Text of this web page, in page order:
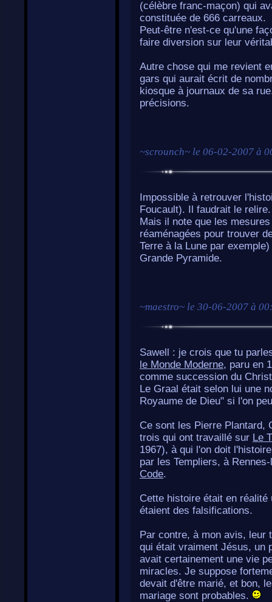
(célèbre franc-maçon) qui
constituée de 666 carreaux.
Peut-être n'est-ce qu'une
faire diversion sur leur
Autre chose qui me revient
gars qui aurait écrit de
kiosque à journaux de sa
précisions.
~scrounch~ le 06-02-2007 à
Impossible à retrouver
Foucault). Il faudrait le relire.
Mais il note que les
réaménagées pour trouver
Terre à la Lune par
Grande Pyramide.
~maestro~ le 30-06-2007 à
Sawell : je crois que tu
le Monde Moderne, paru en
comme succession du
Le Graal était selon lui une
Royaume de Dieu" si l'on
Ce sont les Pierre Plantard,
trois qui ont travaillé sur Le
1967), à qui l'on doit
par les Templiers, à
Code.
Cette histoire était en
étaient des falsifications.
Par contre, à mon avis, leur
qui était vraiment Jésus, un
avait certainement une vie
miracles. Je suppose
devait d'être marié, et bon,
mariage sont probables.